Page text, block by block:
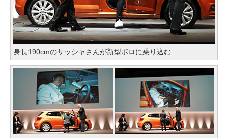
身長190cmのサッシャさんが新型ポロに乗り込む